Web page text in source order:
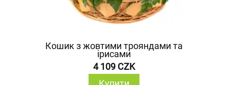
Кошик з жовтими трояндами та
ірисами
4 109 CZK